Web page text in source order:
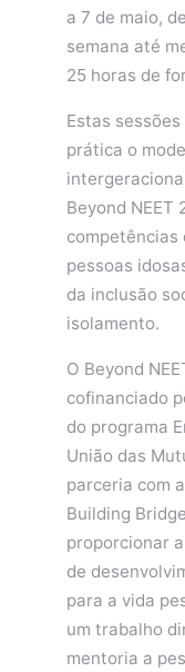
a 7 de maio,
semana até
25 horas de
Estas
prática o
Beyond NEET
competências
pessoas
da inclusão
isolamento.
O Beyond
cofinanciado
do programa
União das
parceria com
Building
proporcionar
de
para a vida
um trabalho
mentoria a